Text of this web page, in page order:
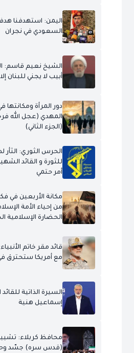
اليمن: استهدفنا
السعودي في نجران
الشيخ نعيم قاسم:
أبيب لا يجني للبنان
دور المرأة ومكانتها
المهدي (عجل الله
(الجزء الثاني)
الحرس الثوري: الثأر
للثورة و القائد
أمر حتمي
مكانة الأربعين في
من إحياء الأمة
الحضارة الإسلامية
قائد مقر خاتم
مع أمريكا ستحترق
السيرة الذاتية
إسماعيل هنية
محافظ كربلاء:
(قدس سره) جسّد